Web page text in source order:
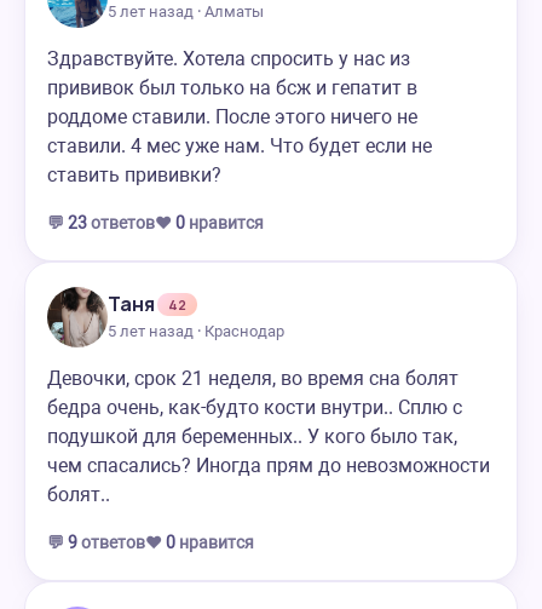
5 лет назад · Алматы
Здравствуйте. Хотела спросить у нас из
прививок был только на бсж и гепатит в
роддоме ставили. После этого ничего не
ставили. 4 мес уже нам. Что будет если не
ставить прививки?
💬 23ответов❤️ 0 нравится
Таня
42
5 лет назад · Краснодар
Девочки, срок 21 неделя, во время сна болят
бедра очень, как-будто кости внутри.. Сплю с
подушкой для беременных.. У кого было так,
чем спасались? Иногда прям до невозможности
болят..
💬 9ответов❤️ 0 нравится